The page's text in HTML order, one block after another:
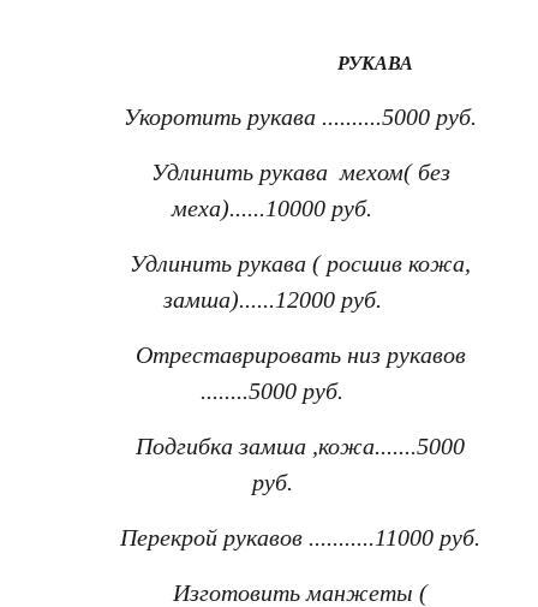
РУКАВА
Укоротить рукава ..........5000 руб.
Удлинить рукава мехом( без
меха)......10000 руб.
Удлинить рукава ( росшив кожа,
замша)......12000 руб.
Отреставрировать низ рукавов
........5000 руб.
Подгибка замша ,кожа.......5000
руб.
Перекрой рукавов ...........11000 руб.
Изготовить манжеты (